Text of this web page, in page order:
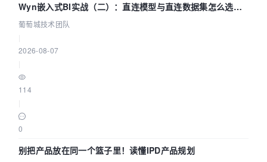
Wyn嵌入式BI实战（二）：直连模型与直连数据集怎么选，
参数为什么不生效？| 葡萄城技术团队
葡萄城技术团队
2026-08-07
114
0
别把产品放在同一个篮子里！读懂IPD产品规划